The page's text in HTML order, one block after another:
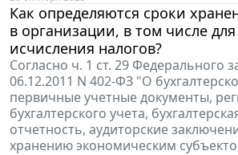
Как определяются сроки
в организации, в том числе
исчисления налогов?
Согласно ч. 1 ст. 29 Федерального
06.12.2011 N 402-ФЗ "О
первичные учетные документы,
бухгалтерского учета,
отчетность, аудиторские
хранению экономическим